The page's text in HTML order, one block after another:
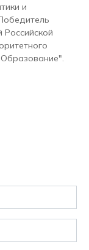
и
Российской